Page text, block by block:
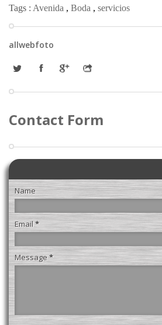
Tags : Avenida , Boda , servicios
allwebfoto
Contact Form
Name
Email*
Message*